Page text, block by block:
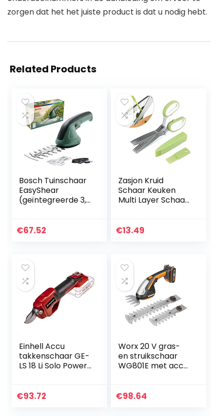
zorgen dat het het juiste product is dat u nodig hebt.
Related Products
Bosch Tuinschaar
EasyShear
(geïntegreerde 3,6
12 cm (buxus) / 8
€67.52
Zasjon Kruid
Schaar Keuken
Multi Layer Schaar
Chopper Schaar
€13.49
Einhell Accu
takkenschaar GE-
LS 18 Li Solo Power
tot 28 mm,
€93.72
Worx 20 V gras-
en struikschaar
WG801E met accu
messen
€98.64